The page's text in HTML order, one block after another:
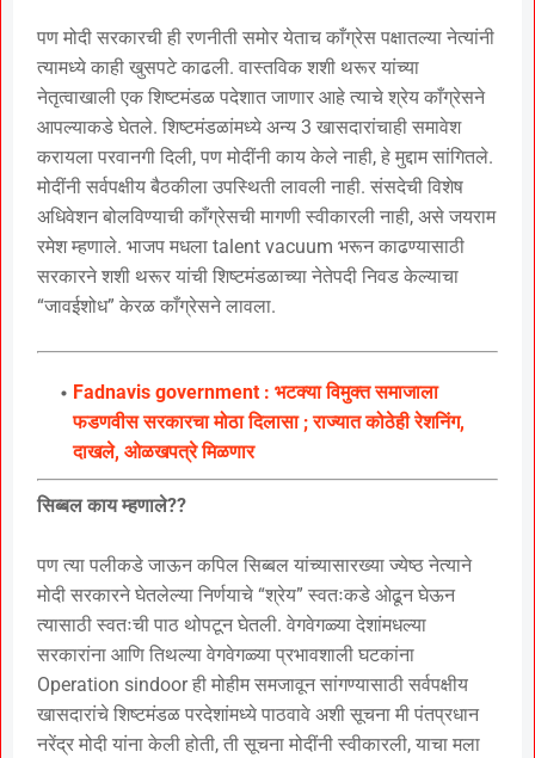
पण मोदी सरकारची ही रणनीती समोर येताच काँग्रेस पक्षातल्या नेत्यांनी
त्यामध्ये काही खुसपटे काढली. वास्तविक शशी थरूर यांच्या
नेतृत्वाखाली एक शिष्टमंडळ पदेशात जाणार आहे त्याचे श्रेय काँग्रेसने
आपल्याकडे घेतले. शिष्टमंडळांमध्ये अन्य 3 खासदारांचाही समावेश
करायला परवानगी दिली, पण मोदींनी काय केले नाही, हे मुद्दाम सांगितले.
मोदींनी सर्वपक्षीय बैठकीला उपस्थिती लावली नाही. संसदेची विशेष
अधिवेशन बोलविण्याची काँग्रेसची मागणी स्वीकारली नाही, असे जयराम
रमेश म्हणाले. भाजप मधला talent vacuum भरून काढण्यासाठी
सरकारने शशी थरूर यांची शिष्टमंडळाच्या नेतेपदी निवड केल्याचा
“जावईशोध” केरळ काँग्रेसने लावला.
Fadnavis government : भटक्या विमुक्त समाजाला
फडणवीस सरकारचा मोठा दिलासा ; राज्यात कोठेही रेशनिंग,
दाखले, ओळखपत्रे मिळणार
सिब्बल काय म्हणाले??
पण त्या पलीकडे जाऊन कपिल सिब्बल यांच्यासारख्या ज्येष्ठ नेत्याने
मोदी सरकारने घेतलेल्या निर्णयाचे “श्रेय” स्वतःकडे ओढून घेऊन
त्यासाठी स्वतःची पाठ थोपटून घेतली. वेगवेगळ्या देशांमधल्या
सरकारांना आणि तिथल्या वेगवेगळ्या प्रभावशाली घटकांना
Operation sindoor ही मोहीम समजावून सांगण्यासाठी सर्वपक्षीय
खासदारांचे शिष्टमंडळ परदेशांमध्ये पाठवावे अशी सूचना मी पंतप्रधान
नरेंद्र मोदी यांना केली होती, ती सूचना मोदींनी स्वीकारली, याचा मला